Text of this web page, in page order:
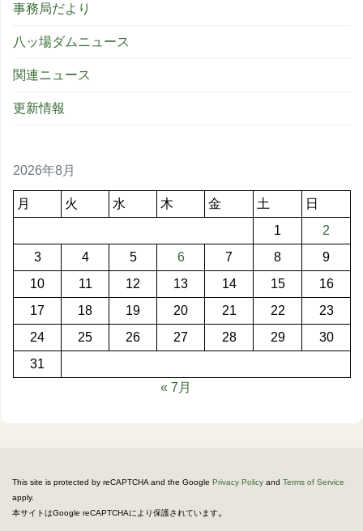
事務局だより
八ッ場ダムニュース
関連ニュース
更新情報
2026年8月
月 火 水 木 金 土
日
1
2
3
4 5 6 7 8
9
10
11 12 13 14 15
16
17
18 19 20 21 22
23
24
25 26 27 28 29
30
31
« 7月
This site is protected by reCAPTCHA and the Google Privacy Policy and Terms of Service
apply.
本サイトはGoogle reCAPTCHAにより保護されています。